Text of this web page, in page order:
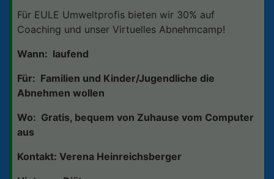
Für EULE Umweltprofis bieten wir 30% auf
Coaching und unser Virtuelles Abnehmcamp!
Wann: laufend
Für: Familien und Kinder/Jugendliche die
Abnehmen wollen
Wo: Gratis, bequem von Zuhause vom Computer
aus
Kontakt: Verena Heinreichsberger